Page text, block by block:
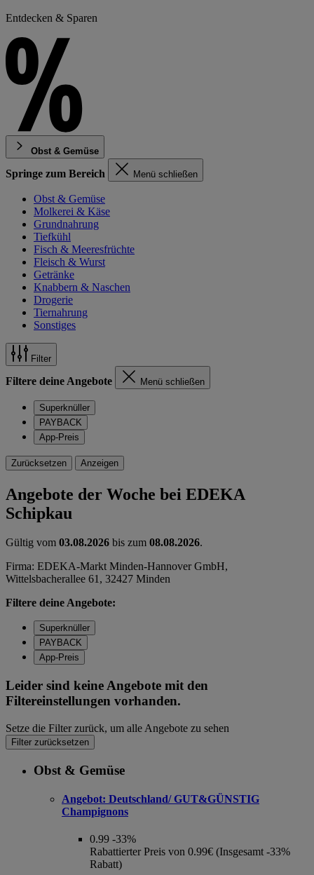
Entdecken & Sparen
Obst & Gemüse
Springe zum Bereich Menü schließen
Obst & Gemüse
Molkerei & Käse
Grundnahrung
Tiefkühl
Fisch & Meeresfrüchte
Fleisch & Wurst
Getränke
Knabbern & Naschen
Drogerie
Tiernahrung
Sonstiges
Filter
Filtere deine Angebote Menü schließen
Superknüller
PAYBACK
App-Preis
Zurücksetzen Anzeigen
Angebote der Woche bei EDEKA
Schipkau
Gültig vom 03.08.2026 bis zum 08.08.2026.
Firma: EDEKA-Markt Minden-Hannover GmbH,
Wittelsbacherallee 61, 32427 Minden
Filtere deine Angebote:
Superknüller
PAYBACK
App-Preis
Leider sind keine Angebote mit den
Filtereinstellungen vorhanden.
Setze die Filter zurück, um alle Angebote zu sehen
Filter zurücksetzen
Obst & Gemüse
Angebot: Deutschland/ GUT&GÜNSTIG
Champignons
0.99 -33%
Rabattierter Preis von 0.99€ (Insgesamt -33%
Rabatt)